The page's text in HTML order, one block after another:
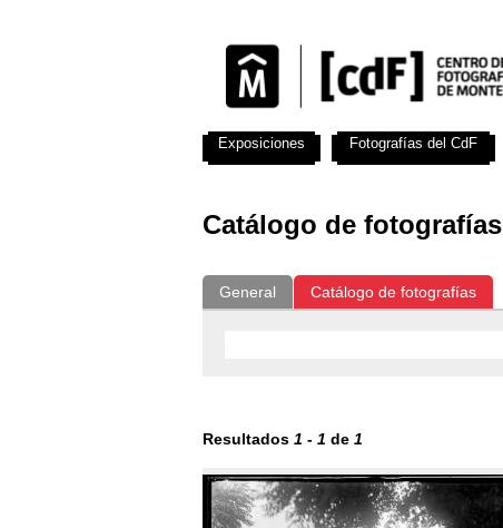
Catálogo de fotografías
General Catálogo de fotografías
Resultados 1 - 1 de 1
Exposiciones Fotografías del CdF